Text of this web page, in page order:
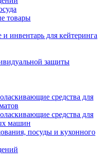
товары
инвентарь для кейтеринга
защиты
средства для
средства для
машин
посуды и кухонного